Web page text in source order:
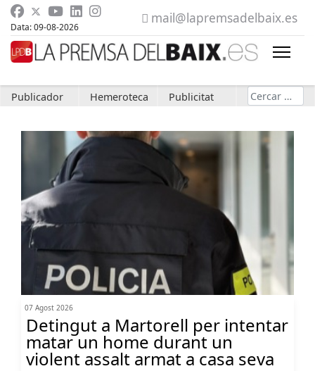
Data: 09-08-2026
mail@lapremsadelbaix.es
Publicador Hemeroteca Publicitat Cerca
07 Agost 2026
Detingut a Martorell per intentar
matar un home durant un
violent assalt armat a casa seva